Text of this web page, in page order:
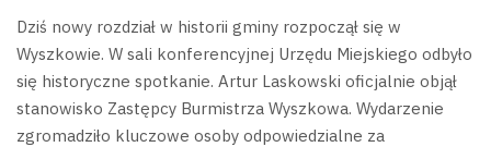
Dziś nowy rozdział w historii gminy rozpoczął się w
Wyszkowie. W sali konferencyjnej Urzędu Miejskiego odbyło
się historyczne spotkanie. Artur Laskowski oficjalnie objął
stanowisko Zastępcy Burmistrza Wyszkowa. Wydarzenie
zgromadziło kluczowe osoby odpowiedzialne za